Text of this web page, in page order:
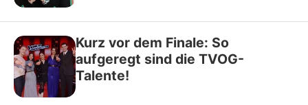
Kurz vor dem Finale: So
aufgeregt sind die TVOG-
Talente!